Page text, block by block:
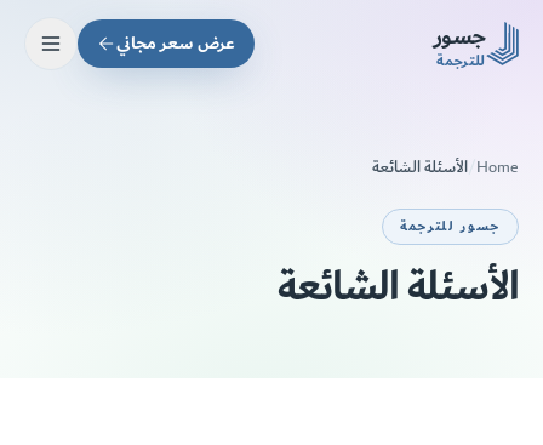
جسور
للترجمة
عرض سعر مجاني
Home الأسئلة الشائعة
جسور للترجمة
الأسئلة الشائعة